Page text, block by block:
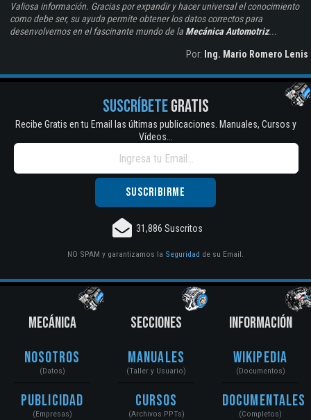
Valiosa información. Gracias por expandir y hacer universal el conocimiento
como debe ser, su ayuda permite obtener los datos correctos para
desenvolvernos en el fascinante mundo de la Mecánica Automotriz...
Por: Ing. Mario Romero Lenis
SUSCRÍBETEGRATIS
Recibe Gratis en tu Email las últimas publicaciones. Manuales, Cursos y
Vídeos...
31,886 Suscritos
NO SPAM y garantizamos la Seguridad de su Email.
MECÁNICA
Nosotros
(Datos)
Publicidad
(Empresas)
SECCIONES
Manuales
(Taller y Usuario)
Cursos
(Archivos PPTs)
INFORMACIÓN
Wikipedia
(Documentos)
Documentales
(Completos)